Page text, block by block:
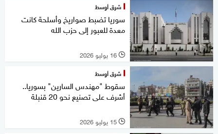
شرق أوسط
سوريا تضبط صواريخ وأسلحة كانت
معدة للعبور إلى حزب الله
l 16 يوليو 2026
شرق أوسط
سقوط "مهندس السارين" بسوريا..
أشرف على تصنيع نحو 20 قنبلة
l 15 يوليو 2026